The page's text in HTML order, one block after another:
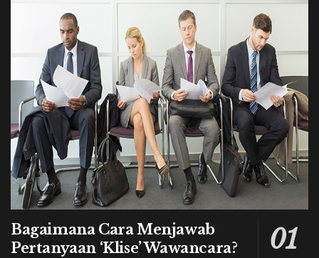
Bagaimana Cara Menjawab
Pertanyaan ‘Klise’ Wawancara?